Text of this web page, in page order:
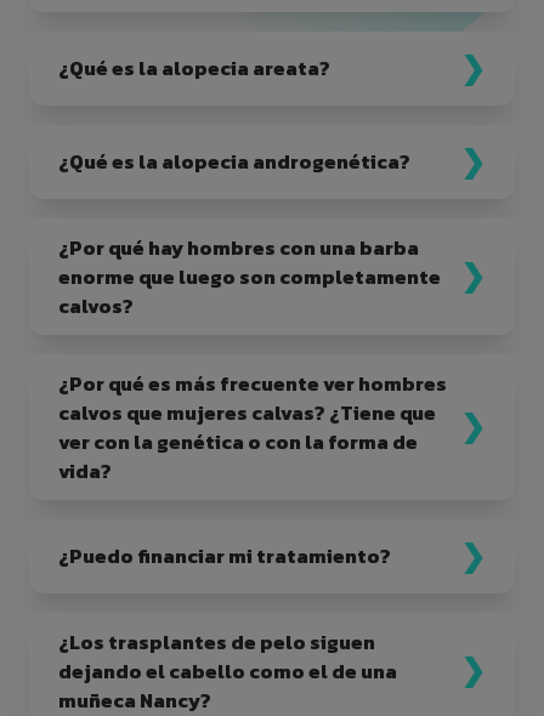
¿Qué es la alopecia areata?
¿Qué es la alopecia androgenética?
¿Por qué hay hombres con una barba
enorme que luego son completamente
calvos?
¿Por qué es más frecuente ver hombres
calvos que mujeres calvas? ¿Tiene que
ver con la genética o con la forma de
vida?
¿Puedo financiar mi tratamiento?
¿Los trasplantes de pelo siguen
dejando el cabello como el de una
muñeca Nancy?